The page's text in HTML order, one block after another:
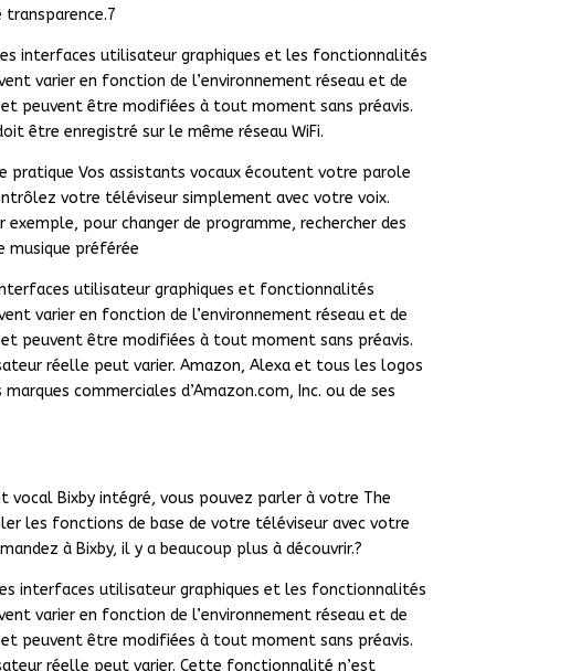
interfaces utilisateur graphiques et les fonctionnalités
varier en fonction de l’environnement réseau et de
peuvent être modifiées à tout moment sans préavis.
être enregistré sur le même réseau WiFi.
pratique Vos assistants vocaux écoutent votre parole
votre téléviseur simplement avec votre voix.
exemple, pour changer de programme, rechercher des
musique préférée
utilisateur graphiques et fonctionnalités
varier en fonction de l’environnement réseau et de
peuvent être modifiées à tout moment sans préavis.
réelle peut varier. Amazon, Alexa et tous les logos
commerciales d’Amazon.com, Inc. ou de ses
vocal Bixby intégré, vous pouvez parler à votre The
les fonctions de base de votre téléviseur avec votre
à Bixby, il y a beaucoup plus à découvrir.?
interfaces utilisateur graphiques et les fonctionnalités
varier en fonction de l’environnement réseau et de
peuvent être modifiées à tout moment sans préavis.
réelle peut varier. Cette fonctionnalité n’est